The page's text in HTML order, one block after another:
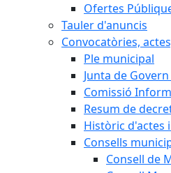
Ofertes
Tauler d'anuncis
Convocatòries,
Ple municipal
Junta de
Comissió
Resum de
Històric d'actes
Consells
Consell de